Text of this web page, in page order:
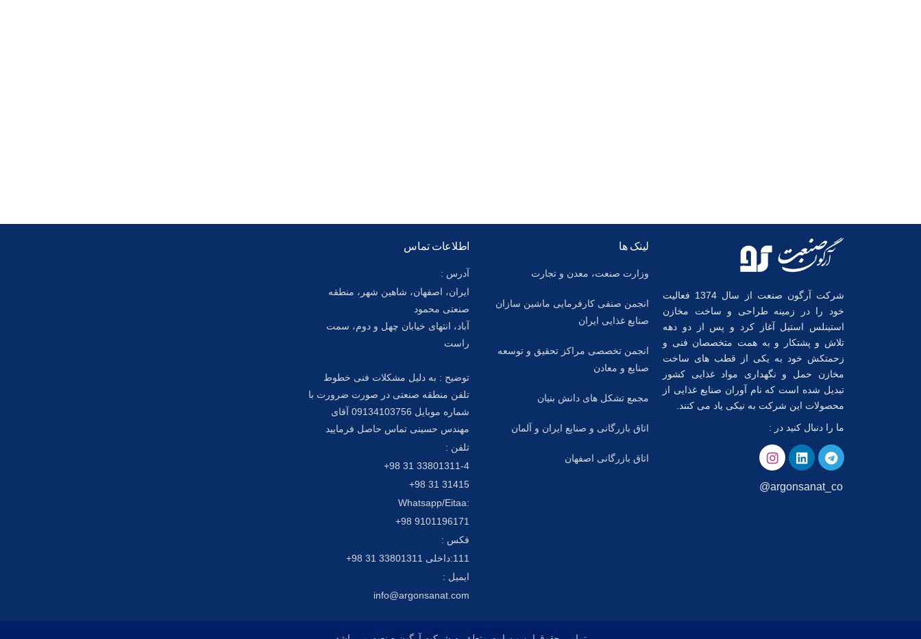
شرکت آرگون صنعت از سال 1374 فعالیت
خود را در زمینه طراحی و ساخت مخازن
استینلس استیل آغاز کرد و پس از دو دهه
تلاش و پشتکار و به همت متخصصان فنی و
زحمتکش خود به یکی از قطب های ساخت
مخازن حمل و نگهداری مواد غذایی کشور
تبدیل شده است که نام آوران صنایع غذایی از
محصولات این شرکت به نیکی یاد می کنند.
ما را دنبال کنید در :
argonsanat_co@
لینک ها
وزارت صنعت، معدن و تجارت
انجمن صنفی کارفرمایی ماشین سازان
صنایع غذایی ایران
انجمن تخصصی مراکز تحقیق و توسعه
صنایع و معادن
مجمع تشکل های دانش بنیان
اتاق بازرگانی و صنایع ایران و آلمان
اتاق بازرگانی اصفهان
اطلاعات تماس
آدرس :
ایران، اصفهان، شاهین شهر، منطقه
صنعتی محمود
آباد، انتهای خیابان چهل و دوم، سمت
راست
توضیح : به دلیل مشکلات فنی خطوط
تلفن منطقه صنعتی در صورت ضرورت با
شماره موبایل 09134103756 آقای
مهندس حسینی تماس حاصل فرمایید
تلفن :
33801311-4 31 98+
31415 31 98+
:Whatsapp/Eitaa
9101196171 98+
فکس :
111:داخلی 33801311 31 98+
ایمیل :
info@argonsanat.com